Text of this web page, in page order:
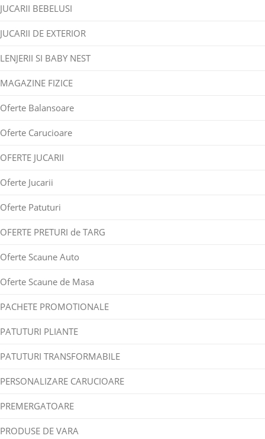
JUCARII BEBELUSI
JUCARII DE EXTERIOR
LENJERII SI BABY NEST
MAGAZINE FIZICE
Oferte Balansoare
Oferte Carucioare
OFERTE JUCARII
Oferte Jucarii
Oferte Patuturi
OFERTE PRETURI de TARG
Oferte Scaune Auto
Oferte Scaune de Masa
PACHETE PROMOTIONALE
PATUTURI PLIANTE
PATUTURI TRANSFORMABILE
PERSONALIZARE CARUCIOARE
PREMERGATOARE
PRODUSE DE VARA